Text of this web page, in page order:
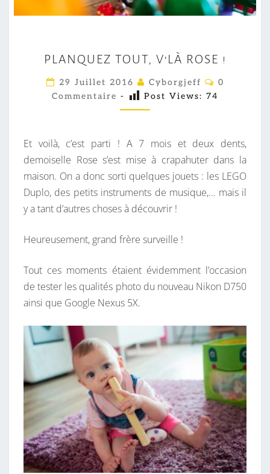
L
A
N
Q
E
Z
T
O
U
,
L
À
O
S
E
!
PLANQUEZ TOUT, V’LÀ ROSE !
29 Juillet 2016 Cyborgjeff
C
M
I
R
E
0
Commentaire - Post Views: 74
Et voilà, c’est parti ! A 7 mois et deux dents,
demoiselle Rose s’est mise à crapahuter dans la
maison. On a donc sorti quelques jouets : les LEGO
Duplo, des petits instruments de musique,… mais il
y a tant d’autres choses à découvrir !
Heureusement, grand frère surveille !
Tout ces moments étaient évidemment l’occasion
de tester les qualités photo du nouveau Nikon D750
ainsi que Google Nexus 5X.